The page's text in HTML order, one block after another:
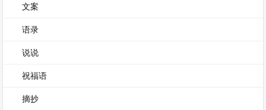
灵深处闪耀着独特的光芒。
生活就像一幅绚丽多彩的画卷，而画卷中那些形形
文案
语录
说说
祝福语
摘抄